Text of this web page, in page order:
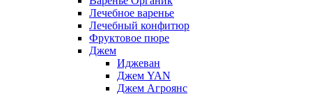
Лечебное варенье
Лечебный конфитюр
Фруктовое пюре
Джем
Иджеван
Джем YAN
Джем Агроянс